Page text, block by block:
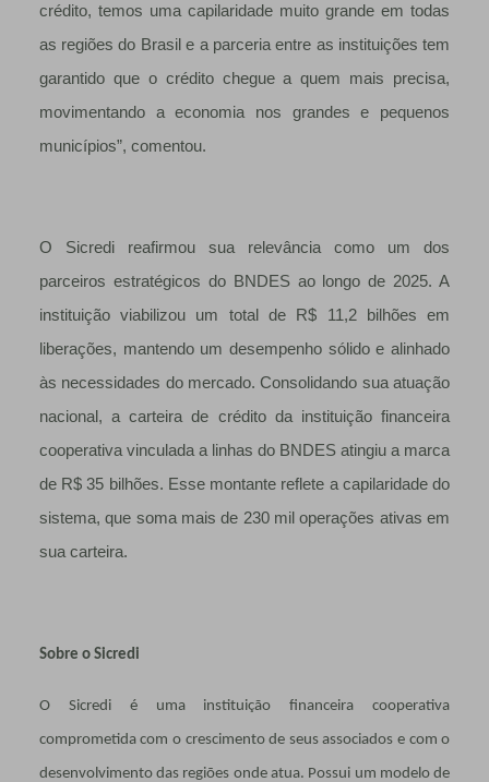
crédito, temos uma capilaridade muito grande em todas
as regiões do Brasil e a parceria entre as instituições tem
garantido que o crédito chegue a quem mais precisa,
movimentando a economia nos grandes e pequenos
municípios”, comentou.
O Sicredi reafirmou sua relevância como um dos
parceiros estratégicos do BNDES ao longo de 2025. A
instituição viabilizou um total de R$ 11,2 bilhões em
liberações, mantendo um desempenho sólido e alinhado
às necessidades do mercado. Consolidando sua atuação
nacional, a carteira de crédito da instituição financeira
cooperativa vinculada a linhas do BNDES atingiu a marca
de R$ 35 bilhões. Esse montante reflete a capilaridade do
sistema, que soma mais de 230 mil operações ativas em
sua carteira.
Sobre o Sicredi
O Sicredi é uma instituição financeira cooperativa
comprometida com o crescimento de seus associados e com o
desenvolvimento das regiões onde atua. Possui um modelo de